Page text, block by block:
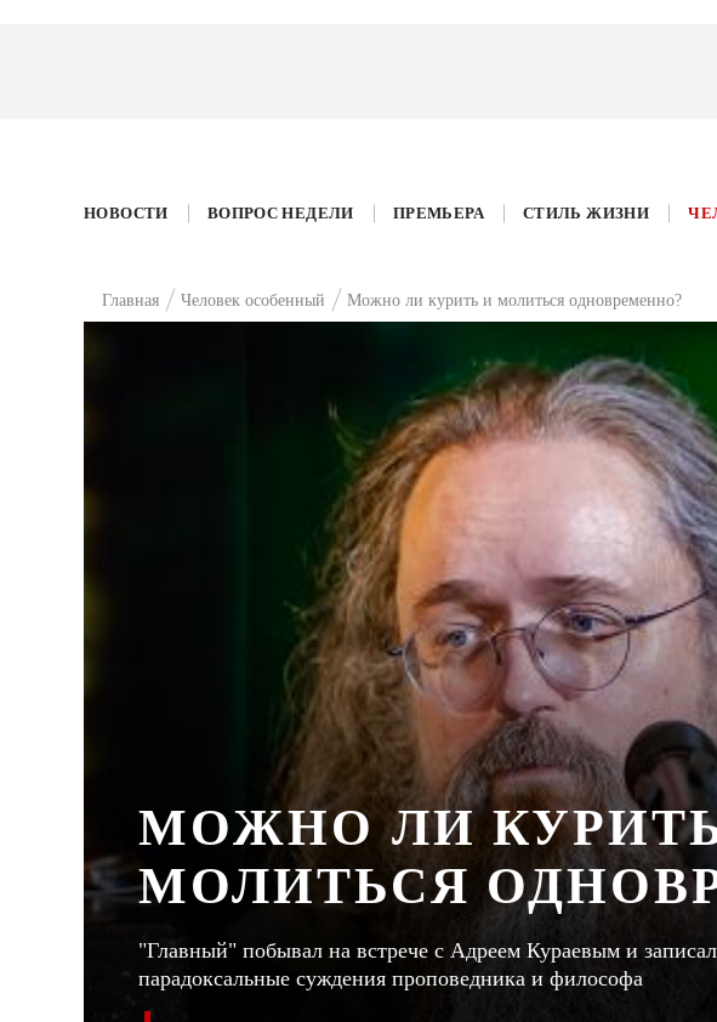
НОВОСТИ ВОПРОС НЕДЕЛИ ПРЕМЬЕРА СТИЛЬ ЖИЗНИ
Главная Человек особенный Можно ли курить и молиться одновременно?
МОЖНО ЛИ
МОЛИТЬСЯ
"Главный" побывал на встрече с Адреем Кураевым и
парадоксальные суждения проповедника и философа